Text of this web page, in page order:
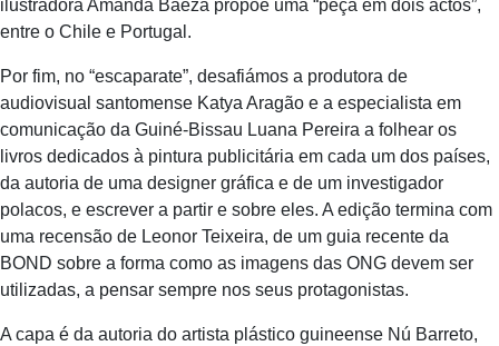
ilustradora Amanda Baeza propõe uma “peça em dois actos”,
entre o Chile e Portugal.
Por fim, no “escaparate”, desafiámos a produtora de
audiovisual santomense Katya Aragão e a especialista em
comunicação da Guiné-Bissau Luana Pereira a folhear os
livros dedicados à pintura publicitária em cada um dos países,
da autoria de uma designer gráfica e de um investigador
polacos, e escrever a partir e sobre eles. A edição termina com
uma recensão de Leonor Teixeira, de um guia recente da
BOND sobre a forma como as imagens das ONG devem ser
utilizadas, a pensar sempre nos seus protagonistas.
A capa é da autoria do artista plástico guineense Nú Barreto,